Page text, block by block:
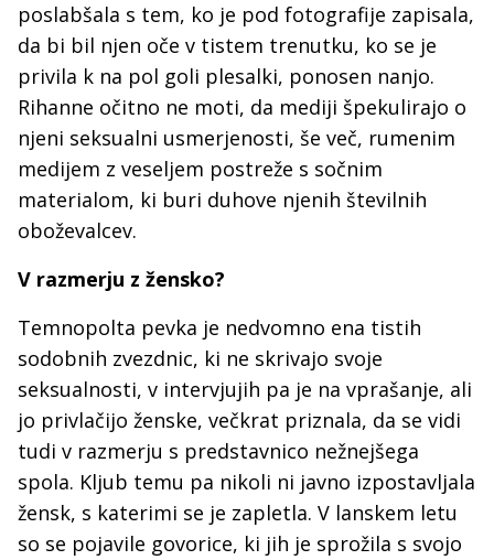
poslabšala s tem, ko je pod fotografije zapisala,
da bi bil njen oče v tistem trenutku, ko se je
privila k na pol goli plesalki, ponosen nanjo.
Rihanne očitno ne moti, da mediji špekulirajo o
njeni seksualni usmerjenosti, še več, rumenim
medijem z veseljem postreže s sočnim
materialom, ki buri duhove njenih številnih
oboževalcev.
V razmerju z žensko?
Temnopolta pevka je nedvomno ena tistih
sodobnih zvezdnic, ki ne skrivajo svoje
seksualnosti, v intervjujih pa je na vprašanje, ali
jo privlačijo ženske, večkrat priznala, da se vidi
tudi v razmerju s predstavnico nežnejšega
spola. Kljub temu pa nikoli ni javno izpostavljala
žensk, s katerimi se je zapletla. V lanskem letu
so se pojavile govorice, ki jih je sprožila s svojo